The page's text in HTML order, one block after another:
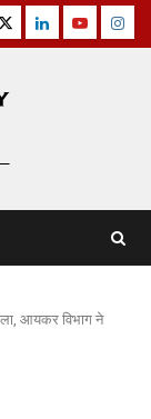
TwitterLinkedinYoutube
आयकर विभाग ने